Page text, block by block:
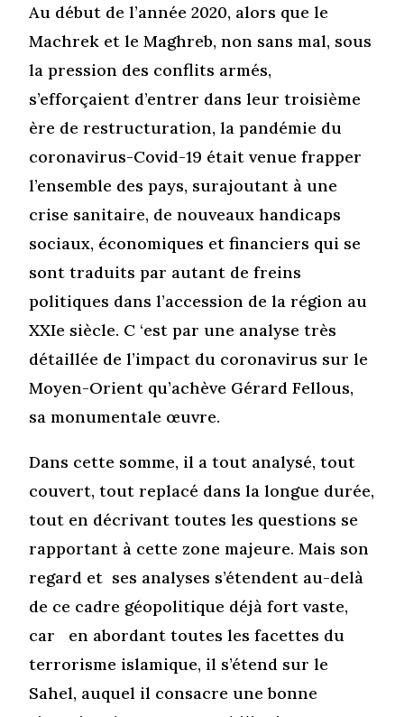
Au début de l’année 2020, alors que le
Machrek et le Maghreb, non sans mal, sous
la pression des conflits armés,
s’efforçaient d’entrer dans leur troisième
ère de restructuration, la pandémie du
coronavirus-Covid-19 était venue frapper
l’ensemble des pays, surajoutant à une
crise sanitaire, de nouveaux handicaps
sociaux, économiques et financiers qui se
sont traduits par autant de freins
politiques dans l’accession de la région au
XXIe siècle. C ‘est par une analyse très
détaillée de l’impact du coronavirus sur le
Moyen-Orient qu’achève Gérard Fellous,
sa monumentale œuvre.
Dans cette somme, il a tout analysé, tout
couvert, tout replacé dans la longue durée,
tout en décrivant toutes les questions se
rapportant à cette zone majeure. Mais son
regard et ses analyses s’étendent au-delà
de ce cadre géopolitique déjà fort vaste,
car en abordant toutes les facettes du
terrorisme islamique, il s’étend sur le
Sahel, auquel il consacre une bonne